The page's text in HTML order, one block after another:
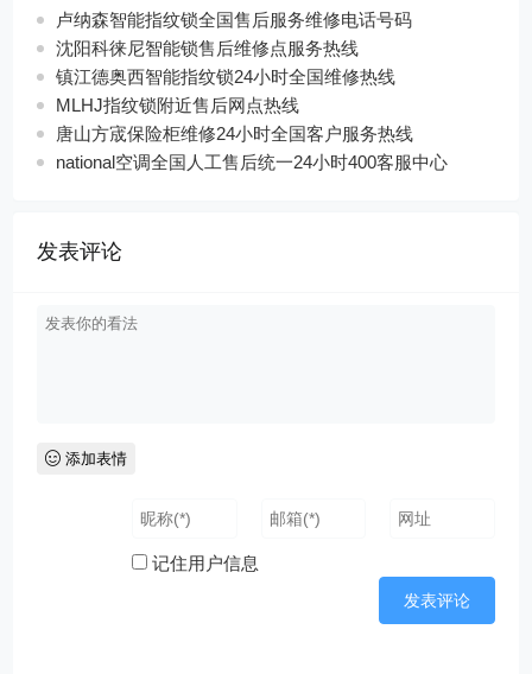
卢纳森智能指纹锁全国售后服务维修电话号码
沈阳科徕尼智能锁售后维修点服务热线
镇江德奥西智能指纹锁24小时全国维修热线
MLHJ指纹锁附近售后网点热线
唐山方宬保险柜维修24小时全国客户服务热线
national空调全国人工售后统一24小时400客服中心
发表评论
添加表情
记住用户信息